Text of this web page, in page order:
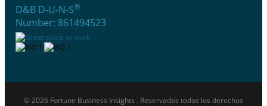
D&B D-U-N-S®
Number: 861494523
© 2026 Fortune Business Insights . Reservados todos los derechos